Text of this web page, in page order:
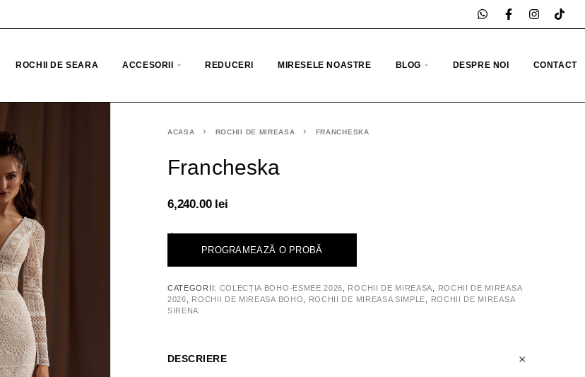
ROCHII DE SEARA ACCESORII REDUCERI MIRESELE NOASTRE BLOG DESPRE NOI CONTACT
ACASA ROCHII DE MIREASA FRANCHESKA
Francheska
6,240.00 lei
<
PROGRAMEAZĂ O PROBĂ
CATEGORII: COLECȚIA BOHO-ESMEE 2026 ROCHII DE MIREASA
ROCHII DE MIREASA
2026
ROCHII DE MIREASA BOHO ROCHII DE MIREASA SIMPLE
ROCHII DE MIREASA
SIRENA
DESCRIERE